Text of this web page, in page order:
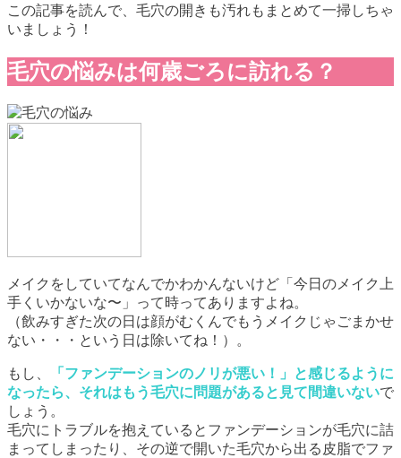
この記事を読んで、毛穴の開きも汚れもまとめて一掃しちゃ
いましょう！
毛穴の悩みは何歳ごろに訪れる？
メイクをしていてなんでかわかんないけど「今日のメイク上
手くいかないな〜」って時ってありますよね。
（飲みすぎた次の日は顔がむくんでもうメイクじゃごまかせ
ない・・・という日は除いてね！）。
もし、
「ファンデーションのノリが悪い！」と感じるように
なったら、それはもう毛穴に問題があると見て間違いないで
しょう。
毛穴にトラブルを抱えているとファンデーションが毛穴に詰
まってしまったり、その逆で開いた毛穴から出る皮脂でファ